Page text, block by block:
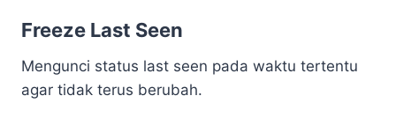
Freeze Last Seen
Mengunci status last seen pada waktu tertentu
agar tidak terus berubah.